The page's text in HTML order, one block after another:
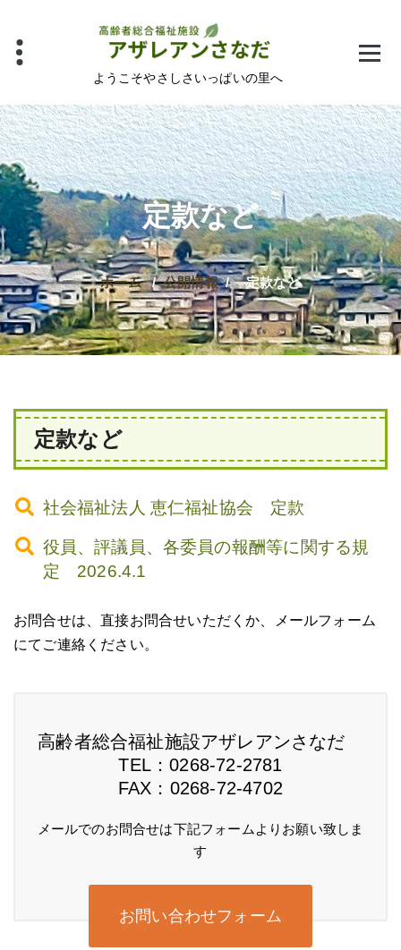
へ
ス
キ
ッ
プ
ようこそやさしさいっぱいの里へ
定款など
ホーム/公開情報/ 定款など
定款など
社会福祉法人 恵仁福祉協会 定款
役員、評議員、各委員の報酬等に関する規
定 2026.4.1
お問合せは、直接お問合せいただくか、メールフォーム
にてご連絡ください。
高齢者総合福祉施設アザレアンさなだ
TEL：0268-72-2781
FAX：0268-72-4702
メールでのお問合せは下記フォームよりお願い致しま
す
お問い合わせフォーム